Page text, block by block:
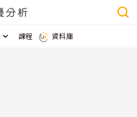
課程 資料庫